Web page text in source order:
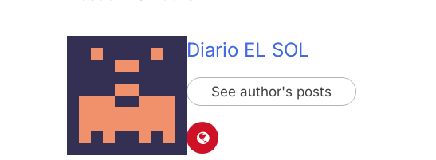
Diario EL SOL
See author's posts